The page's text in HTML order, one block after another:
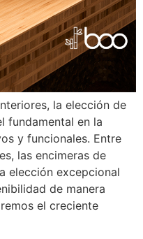
la elección de
fundamental en la
y funcionales. Entre
las encimeras de
elección excepcional
de manera
el creciente